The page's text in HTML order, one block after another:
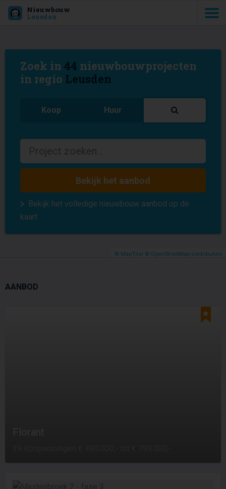
Nieuwbouw
Leusden
© MapTiler © OpenStreetMap contributors
Zoek in 44 nieuwbouwprojecten
in regio Leusden
Koop Huur
Bekijk het aanbod
Bekijk het volledige nieuwbouw aanbod op de
kaart
AANBOD